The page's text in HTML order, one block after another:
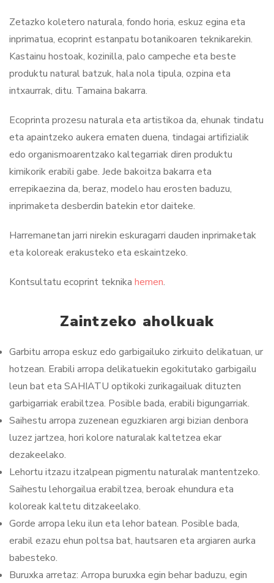
Zetazko koletero naturala, fondo horia, eskuz egina eta
inprimatua, ecoprint estanpatu botanikoaren teknikarekin.
Kastainu hostoak, kozinilla, palo campeche eta beste
produktu natural batzuk, hala nola tipula, ozpina eta
intxaurrak, ditu. Tamaina bakarra.
Ecoprinta prozesu naturala eta artistikoa da, ehunak tindatu
eta apaintzeko aukera ematen duena, tindagai artifizialik
edo organismoarentzako kaltegarriak diren produktu
kimikorik erabili gabe. Jede bakoitza bakarra eta
errepikaezina da, beraz, modelo hau erosten baduzu,
inprimaketa desberdin batekin etor daiteke.
Harremanetan jarri nirekin eskuragarri dauden inprimaketak
eta koloreak erakusteko eta eskaintzeko.
Kontsultatu ecoprint teknika hemen.
Zaintzeko aholkuak
Garbitu arropa eskuz edo garbigailuko zirkuito delikatuan, ur
hotzean. Erabili arropa delikatuekin egokitutako garbigailu
leun bat eta SAHIATU optikoki zurikagailuak dituzten
garbigarriak erabiltzea. Posible bada, erabili bigungarriak.
Saihestu arropa zuzenean eguzkiaren argi bizian denbora
luzez jartzea, hori kolore naturalak kaltetzea ekar
dezakeelako.
Lehortu itzazu itzalpean pigmentu naturalak mantentzeko.
Saihestu lehorgailua erabiltzea, beroak ehundura eta
koloreak kaltetu ditzakeelako.
Gorde arropa leku ilun eta lehor batean. Posible bada,
erabil ezazu ehun poltsa bat, hautsaren eta argiaren aurka
babesteko.
Buruxka arretaz: Arropa buruxka egin behar baduzu, egin